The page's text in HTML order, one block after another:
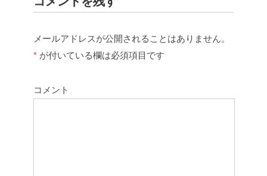
メールアドレスが公開されることはありません。
* が付いている欄は必須項目です
コメント